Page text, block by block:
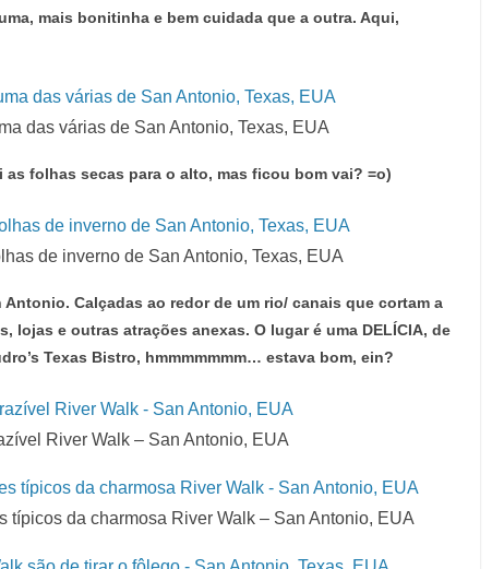
mais bonitinha e bem cuidada que a outra. Aqui,
das várias de San Antonio, Texas, EUA
folhas secas para o alto, mas ficou bom vai? =o)
de inverno de San Antonio, Texas, EUA
Calçadas ao redor de um rio/ canais que cortam a
lojas e outras atrações anexas. O lugar é uma DELÍCIA, de
Texas Bistro, hmmmmmmm… estava bom, ein?
River Walk – San Antonio, EUA
típicos da charmosa River Walk – San Antonio, EUA